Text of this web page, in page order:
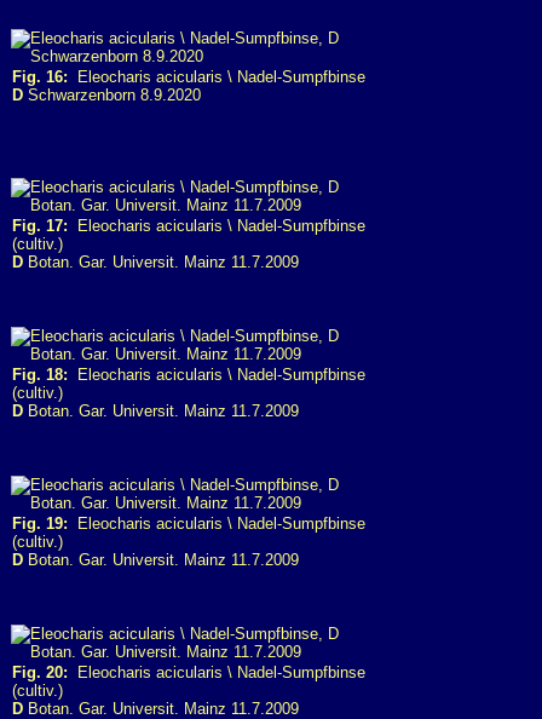
Fig. 16: Eleocharis acicularis \ Nadel-Sumpfbinse
D Schwarzenborn 8.9.2020
Fig. 17: Eleocharis acicularis \ Nadel-Sumpfbinse
(cultiv.)
D Botan. Gar. Universit. Mainz 11.7.2009
Fig. 18: Eleocharis acicularis \ Nadel-Sumpfbinse
(cultiv.)
D Botan. Gar. Universit. Mainz 11.7.2009
Fig. 19: Eleocharis acicularis \ Nadel-Sumpfbinse
(cultiv.)
D Botan. Gar. Universit. Mainz 11.7.2009
Fig. 20: Eleocharis acicularis \ Nadel-Sumpfbinse
(cultiv.)
D Botan. Gar. Universit. Mainz 11.7.2009